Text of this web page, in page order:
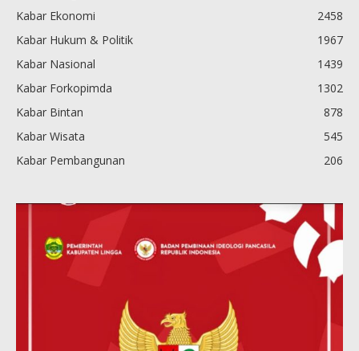
Kabar Ekonomi
2458
Kabar Hukum & Politik
1967
Kabar Nasional
1439
Kabar Forkopimda
1302
Kabar Bintan
878
Kabar Wisata
545
Kabar Pembangunan
206